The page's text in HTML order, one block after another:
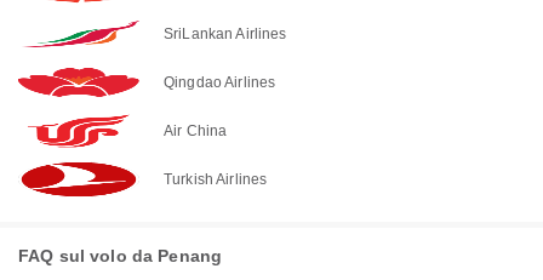
SriLankan Airlines
Qingdao Airlines
Air China
Turkish Airlines
FAQ sul volo da Penang